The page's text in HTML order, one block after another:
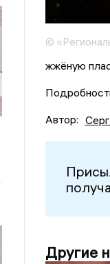
©
жжёную
Автор:
Другие